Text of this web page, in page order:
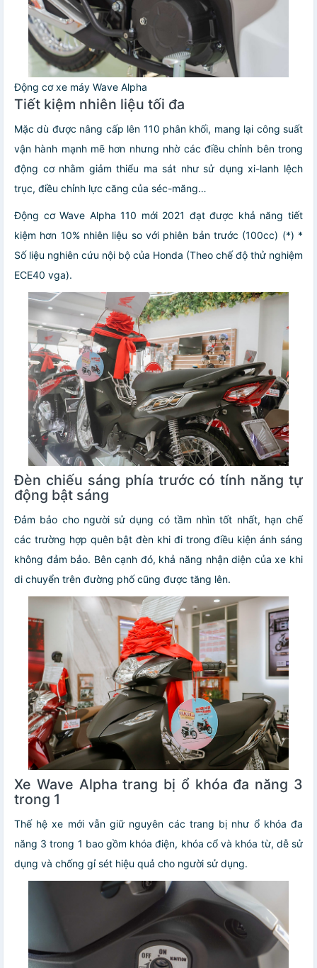
Động cơ xe máy Wave Alpha
Tiết kiệm nhiên liệu tối đa
Mặc dù được nâng cấp lên 110 phân khối, mang lại công suất
vận hành mạnh mẽ hơn nhưng nhờ các điều chỉnh bên trong
động cơ nhằm giảm thiểu ma sát như sử dụng xi-lanh lệch
trục, điều chỉnh lực căng của séc-măng…
Động cơ Wave Alpha 110 mới 2021 đạt được khả năng tiết
kiệm hơn 10% nhiên liệu so với phiên bản trước (100cc) (*) *
Số liệu nghiên cứu nội bộ của Honda (Theo chế độ thử nghiệm
ECE40 vga).
Đèn chiếu sáng phía trước có tính năng tự
động bật sáng
Đảm bảo cho người sử dụng có tầm nhìn tốt nhất, hạn chế
các trường hợp quên bật đèn khi đi trong điều kiện ánh sáng
không đảm bảo. Bên cạnh đó, khả năng nhận diện của xe khi
di chuyển trên đường phố cũng được tăng lên.
Xe Wave Alpha trang bị ổ khóa đa năng 3
trong 1
Thế hệ xe mới vẫn giữ nguyên các trang bị như ổ khóa đa
năng 3 trong 1 bao gồm khóa điện, khóa cổ và khóa từ, dễ sử
dụng và chống gỉ sét hiệu quả cho người sử dụng.